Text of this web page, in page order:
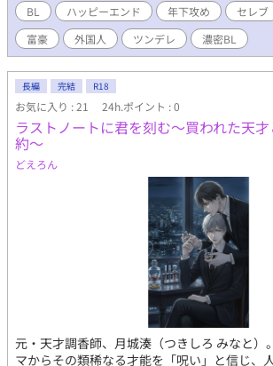
様CEOは、自信の割にテクニックはイマイチ
点を知った琉斗に、ヴィルフリートは悔しそ
――「君の方が経験豊富だということは認める
をしろ」と。 「性経験に乏しい、見た目はス
な俺様CEO」×「人懐っこくて、ちょっと奔
青年」。住む世界のまったく違うふたりの、
（この作品は小説家になろう、fujossyにも掲
BL ハッピーエンド 年下攻め セレブ
富豪
外国人 ツンデレ 濃密BL
長編 完結 R18
お気に入り : 21 24h.ポイント : 0
ラストノートに君を刻む〜買われた天
約〜
どえろん
元・天才調香師、月城湊（つきしろ みなと）
マからその類稀なる才能を「呪い」と信じ、